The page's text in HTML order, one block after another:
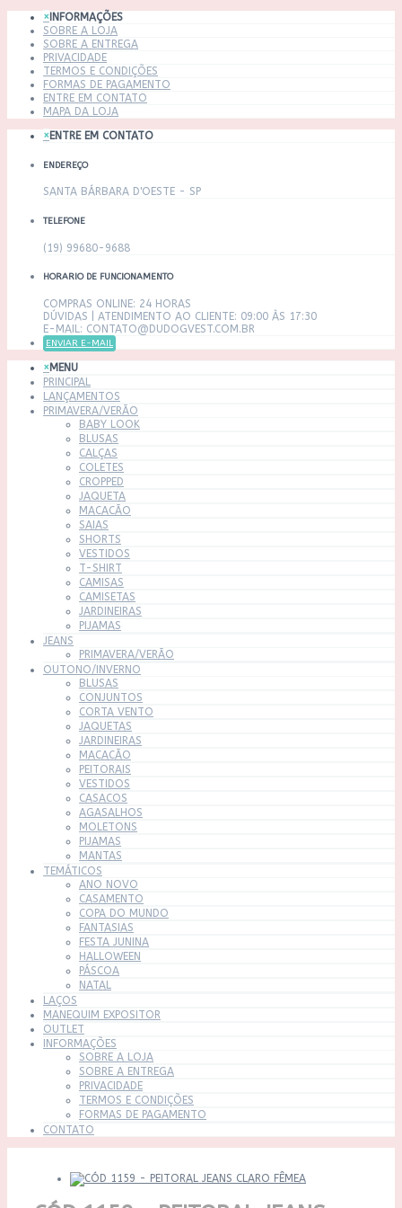
× INFORMAÇÕES
SOBRE A LOJA
SOBRE A ENTREGA
PRIVACIDADE
TERMOS E CONDIÇÕES
FORMAS DE PAGAMENTO
ENTRE EM CONTATO
MAPA DA LOJA
×ENTRE EM CONTATO
ENDEREÇO
SANTA BÁRBARA D'OESTE - SP
TELEFONE
(19) 99680-9688
HORARIO DE FUNCIONAMENTO
COMPRAS ONLINE: 24 HORAS
DÚVIDAS | ATENDIMENTO AO CLIENTE: 09:00 ÀS 17:30
E-MAIL: CONTATO@DUDOGVEST.COM.BR
ENVIAR E-MAIL
×MENU
PRINCIPAL
LANÇAMENTOS
PRIMAVERA/VERÃO
BABY LOOK
BLUSAS
CALÇAS
COLETES
CROPPED
JAQUETA
MACACÃO
SAIAS
SHORTS
VESTIDOS
T-SHIRT
CAMISAS
CAMISETAS
JARDINEIRAS
PIJAMAS
JEANS
PRIMAVERA/VERÃO
OUTONO/INVERNO
BLUSAS
CONJUNTOS
CORTA VENTO
JAQUETAS
JARDINEIRAS
MACACÃO
PEITORAIS
VESTIDOS
CASACOS
AGASALHOS
MOLETONS
PIJAMAS
MANTAS
TEMÁTICOS
ANO NOVO
CASAMENTO
COPA DO MUNDO
FANTASIAS
FESTA JUNINA
HALLOWEEN
PÁSCOA
NATAL
LAÇOS
MANEQUIM EXPOSITOR
OUTLET
INFORMAÇÕES
SOBRE A LOJA
SOBRE A ENTREGA
PRIVACIDADE
TERMOS E CONDIÇÕES
FORMAS DE PAGAMENTO
CONTATO